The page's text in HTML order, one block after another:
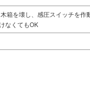
箱を壊し、感圧スイッチを作
なくてもOK